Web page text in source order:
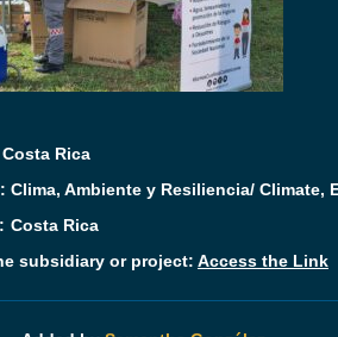
Rica
Clima, Ambiente y Resiliencia/ Climate,
Costa Rica
subsidiary or project: Access the Link